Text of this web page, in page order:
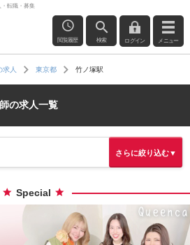
・転職・募集
閲覧履歴 検索 ログイン メニュー
求人 東京都 竹ノ塚駅
の求人一覧
さらに絞り込む▼
Special